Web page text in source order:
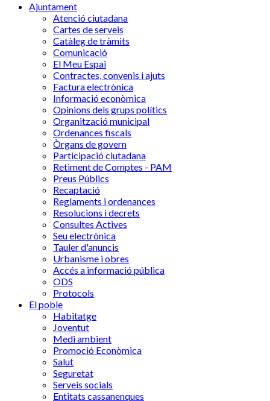
Ajuntament
Atenció ciutadana
Cartes de serveis
Catàleg de tràmits
Comunicació
El Meu Espai
Contractes, convenis i ajuts
Factura electrònica
Informació econòmica
Opinions dels grups polítics
Organització municipal
Ordenances fiscals
Òrgans de govern
Participació ciutadana
Retiment de Comptes - PAM
Preus Públics
Recaptació
Reglaments i ordenances
Resolucions i decrets
Consultes Actives
Seu electrònica
Tauler d'anuncis
Urbanisme i obres
Accés a informació pública
ODS
Protocols
El poble
Habitatge
Joventut
Medi ambient
Promoció Econòmica
Salut
Seguretat
Serveis socials
Entitats cassanenques